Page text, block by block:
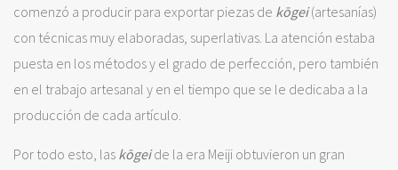
comenzó a producir para exportar piezas de kōgei(artesanías)
con técnicas muy elaboradas, superlativas. La atención estaba
puesta en los métodos y el grado de perfección, pero también
en el trabajo artesanal y en el tiempo que se le dedicaba a la
producción de cada artículo.
Por todo esto, las kōgeide la era Meiji obtuvieron un gran